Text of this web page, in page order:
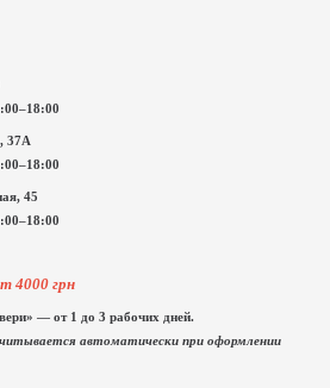
37А
45
4000 грн
— от 1 до 3 рабочих дней.
автоматически при оформлении